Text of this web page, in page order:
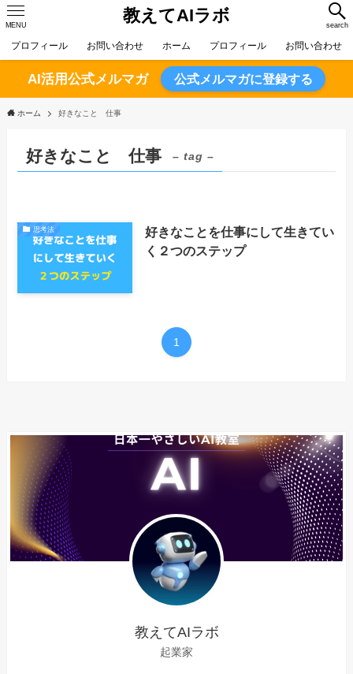
教えてAIラボ search
MENU
プロフィール お問い合わせ ホーム プロフィール お問い合わせ
AI活用公式メルマガ 公式メルマガに登録する
ホーム 好きなこと 仕事
好きなこと 仕事 – tag –
思考法
好きなことを仕事にして生きてい
く２つのステップ
1
教えてAIラボ
起業家